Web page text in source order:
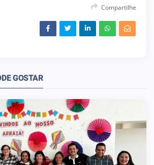
Compartilhe
GOSTAR